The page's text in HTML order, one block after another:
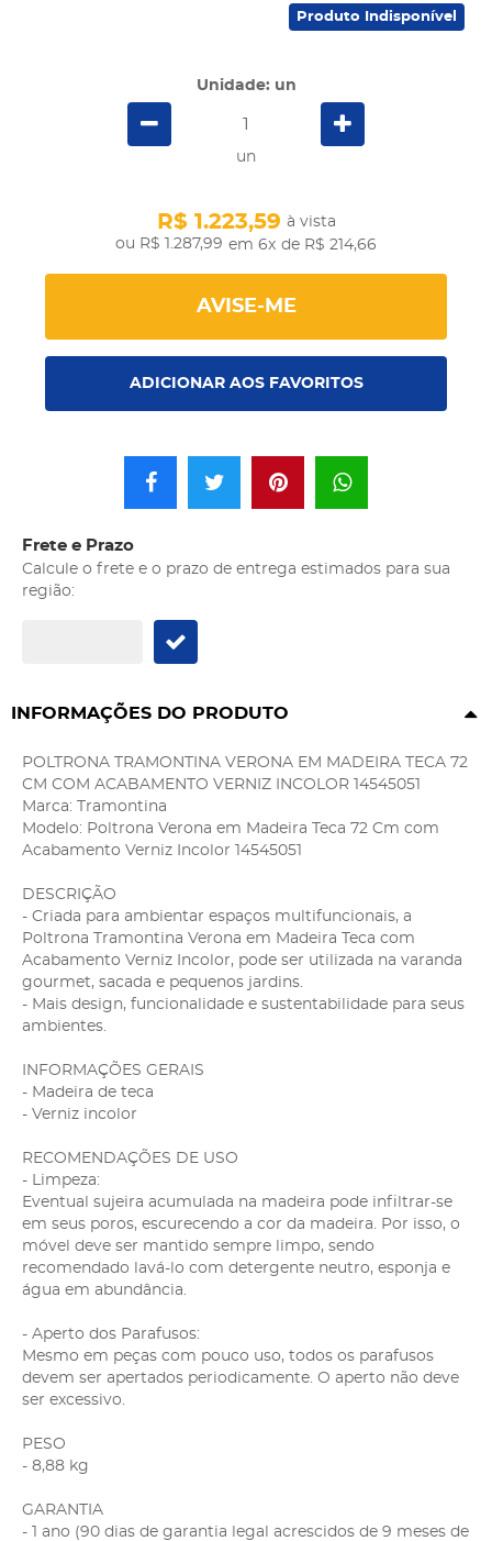
Produto Indisponível
Unidade: un
un
R$ 1.287,99
R$ 1.223,59 à vista
em 6x de R$ 214,66
AVISE-ME
ADICIONAR AOS FAVORITOS
Frete e Prazo
Calcule o frete e o prazo de entrega estimados para sua
região:
INFORMAÇÕES DO PRODUTO
POLTRONA TRAMONTINA VERONA EM MADEIRA TECA 72
CM COM ACABAMENTO VERNIZ INCOLOR 14545051
Marca: Tramontina
Modelo: Poltrona Verona em Madeira Teca 72 Cm com
Acabamento Verniz Incolor 14545051
DESCRIÇÃO
- Criada para ambientar espaços multifuncionais, a
Poltrona Tramontina Verona em Madeira Teca com
Acabamento Verniz Incolor, pode ser utilizada na varanda
gourmet, sacada e pequenos jardins.
- Mais design, funcionalidade e sustentabilidade para seus
ambientes.
INFORMAÇÕES GERAIS
- Madeira de teca
- Verniz incolor
RECOMENDAÇÕES DE USO
- Limpeza:
Eventual sujeira acumulada na madeira pode infiltrar-se
em seus poros, escurecendo a cor da madeira. Por isso, o
móvel deve ser mantido sempre limpo, sendo
recomendado lavá-lo com detergente neutro, esponja e
água em abundância.
- Aperto dos Parafusos:
Mesmo em peças com pouco uso, todos os parafusos
devem ser apertados periodicamente. O aperto não deve
ser excessivo.
PESO
- 8,88 kg
GARANTIA
- 1 ano (90 dias de garantia legal acrescidos de 9 meses de